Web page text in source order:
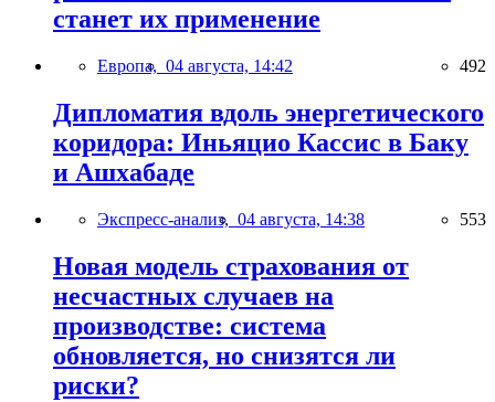
станет их применение
Европа, 04 августа, 14:42 492
Дипломатия вдоль энергетического
коридора: Иньяцио Кассис в Баку
и Ашхабаде
Экспресс-анализ, 04 августа, 14:38 553
Новая модель страхования от
несчастных случаев на
производстве: система
обновляется, но снизятся ли
риски?